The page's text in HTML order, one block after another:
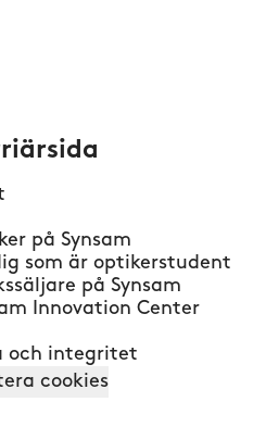
på Synsam
som är optikerstudent
på Synsam
Innovation Center
och integritet
cookies